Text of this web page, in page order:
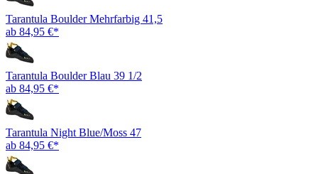
Tarantula Boulder Mehrfarbig 41,5
ab 84,95 €*
Tarantula Boulder Blau 39 1/2
ab 84,95 €*
Tarantula Night Blue/Moss 47
ab 84,95 €*